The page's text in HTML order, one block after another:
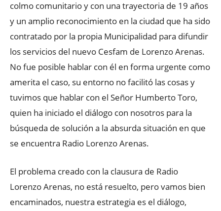
colmo comunitario y con una trayectoria de 19 años
y un amplio reconocimiento en la ciudad que ha sido
contratado por la propia Municipalidad para difundir
los servicios del nuevo Cesfam de Lorenzo Arenas.
No fue posible hablar con él en forma urgente como
amerita el caso, su entorno no facilitó las cosas y
tuvimos que hablar con el Señor Humberto Toro,
quien ha iniciado el diálogo con nosotros para la
búsqueda de solución a la absurda situación en que
se encuentra Radio Lorenzo Arenas.
El problema creado con la clausura de Radio
Lorenzo Arenas, no está resuelto, pero vamos bien
encaminados, nuestra estrategia es el diálogo,